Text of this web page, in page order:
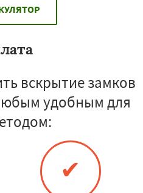
вскрытие замков
удобным для
✔